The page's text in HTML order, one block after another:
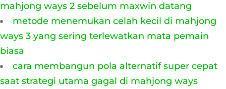
mahjong ways 2 sebelum maxwin datang
metode menemukan celah kecil di mahjong
ways 3 yang sering terlewatkan mata pemain
biasa
cara membangun pola alternatif super cepat
saat strategi utama gagal di mahjong ways